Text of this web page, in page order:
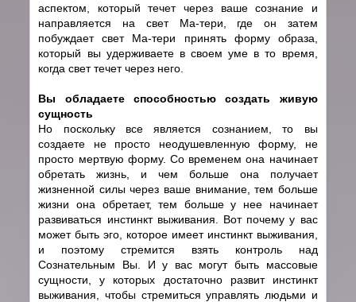
аспектом, который течет через ваше сознание и
направляется на свет Ма-тери, где он затем
побуждает свет Ма-тери принять форму образа,
который вы удерживаете в своем уме в то время,
когда свет течет через него.
Вы обладаете способностью создать живую
сущность
Но поскольку все является сознанием, то вы
создаете не просто неодушевленную форму, не
просто мертвую форму. Со временем она начинает
обретать жизнь, и чем больше она получает
жизненной силы через ваше внимание, тем больше
жизни она обретает, тем больше у нее начинает
развиваться инстинкт выживания. Вот почему у вас
может быть эго, которое имеет инстинкт выживания,
и поэтому стремится взять контроль над
Сознательным Вы. И у вас могут быть массовые
сущности, у которых достаточно развит инстинкт
выживания, чтобы стремиться управлять людьми и